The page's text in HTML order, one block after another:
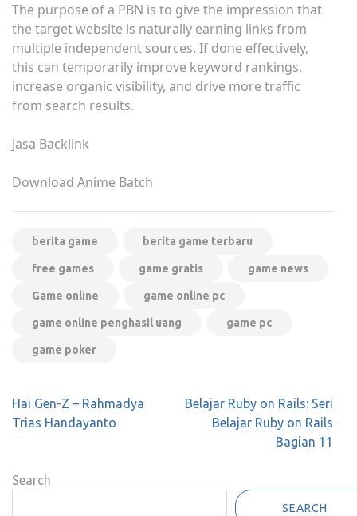
The purpose of a PBN is to give the impression that
the target website is naturally earning links from
multiple independent sources. If done effectively,
this can temporarily improve keyword rankings,
increase organic visibility, and drive more traffic
from search results.
Jasa Backlink
Download Anime Batch
berita game berita game terbaru
free games game gratis game news
Game online game online pc
game online penghasil uang game pc
game poker
Post
navigation
Hai Gen-Z – Rahmadya
Trias Handayanto
Belajar Ruby on Rails: Seri
Belajar Ruby on Rails
Bagian 11
Search
SEARCH